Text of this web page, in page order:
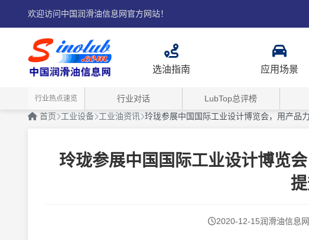
欢迎访问中国润滑油信息网官方网站！
选油指南 应用场景
行业热点速览 行业对话 LubTop总评榜
首页
工业设备 工业油资讯 玲珑参展中国国际工业设计博览会，用产品
玲珑参展中国国际工业设计博览
2020-12-15润滑油信息网